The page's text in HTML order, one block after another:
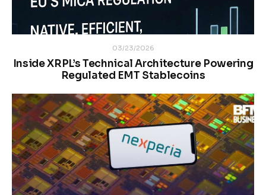
03/23/2026
Inside XRPL’s Technical Architecture Powering
Regulated EMT Stablecoins